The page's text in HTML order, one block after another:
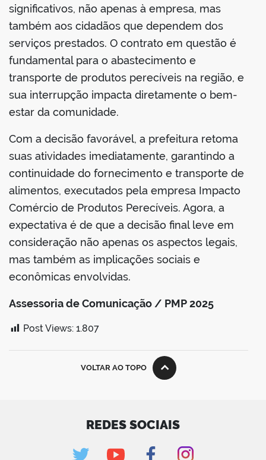
significativos, não apenas à empresa, mas
também aos cidadãos que dependem dos
serviços prestados. O contrato em questão é
fundamental para o abastecimento e
transporte de produtos perecíveis na região, e
sua interrupção impacta diretamente o bem-
estar da comunidade.
Com a decisão favorável, a prefeitura retoma
suas atividades imediatamente, garantindo a
continuidade do fornecimento e transporte de
alimentos, executados pela empresa Impacto
Comércio de Produtos Perecíveis. Agora, a
expectativa é de que a decisão final leve em
consideração não apenas os aspectos legais,
mas também as implicações sociais e
econômicas envolvidas.
Assessoria de Comunicação / PMP 2025
Post Views: 1.807
VOLTAR AO TOPO
REDES SOCIAIS